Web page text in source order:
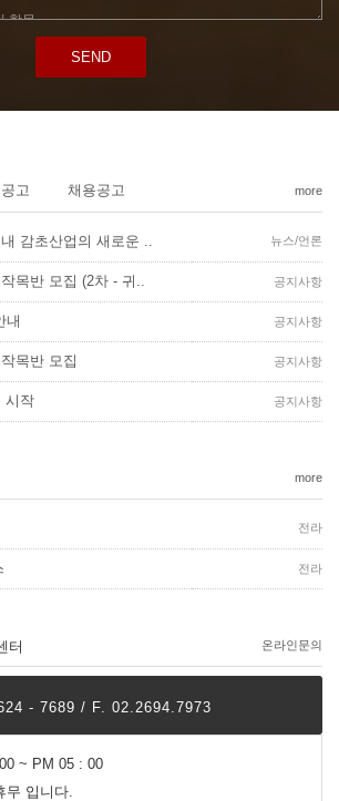
SEND
고 채용공고 more
감초산업의 새로운 .. 뉴스/언론
목반 모집 (2차 - 귀.. 공지사항
내 공지사항
목반 모집 공지사항
시작 공지사항
more
전라
전라
터 온라인문의
- 7689 / F. 02.2694.7973
~ PM 05 : 00
입니다.